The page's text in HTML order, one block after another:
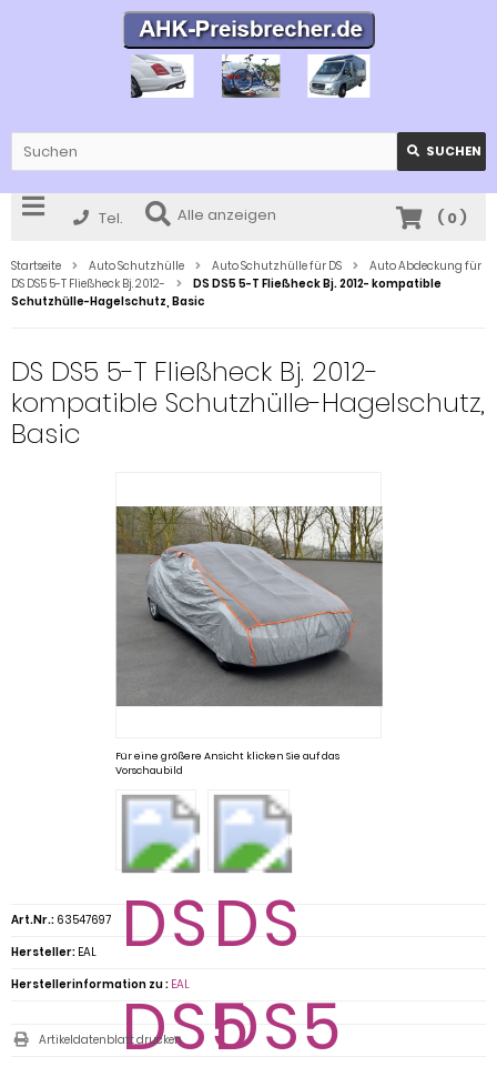
SUCHEN
Tel. Alle anzeigen ( 0)
Startseite Auto Schutzhülle Auto Schutzhülle für DS
Auto Abdeckung für
DS DS5 5-T Fließheck Bj. 2012-
DS DS5 5-T Fließheck Bj. 2012- kompatible
Schutzhülle-Hagelschutz, Basic
DS DS5 5-T Fließheck Bj. 2012-
kompatible Schutzhülle-Hagelschutz,
Basic
Für eine größere Ansicht klicken Sie auf das
Vorschaubild
Art.Nr.: 63547697
Hersteller: EAL
Herstellerinformation zu : EAL
Artikeldatenblatt drucken